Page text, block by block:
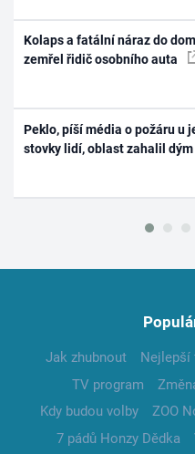
Kolaps a fatální náraz do
zemřel řidič osobního auta
Peklo, píší média o požáru u
stovky lidí, oblast zahalil dým
Jak zhubnout Nejlepší
TV program
Kdy budou volby
ZOO
7 pádů Honzy Dědka